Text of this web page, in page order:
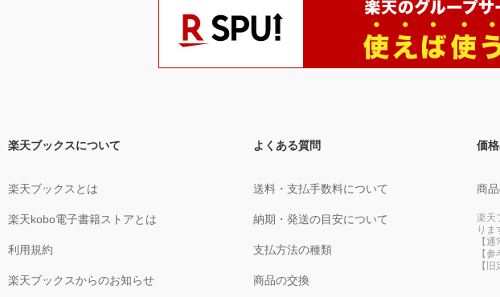
楽天ブックスについて
楽天ブックスとは
楽天kobo電子書籍ストアとは
利用規約
楽天ブックスからのお知らせ
よくある質問
送料・支払手数料について
納期・発送の目安について
支払方法の種類
商品の交換
価
商
楽天
りま
【
【
【